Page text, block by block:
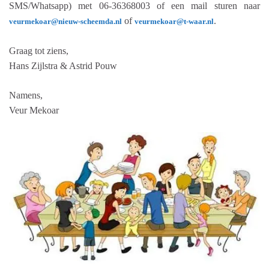
SMS/Whatsapp) met 06-36368003 of een mail sturen naar
veurmekoar@nieuw-scheemda.nl of veurmekoar@t-waar.nl.
Graag tot ziens,
Hans Zijlstra & Astrid Pouw
Namens,
Veur Mekoar